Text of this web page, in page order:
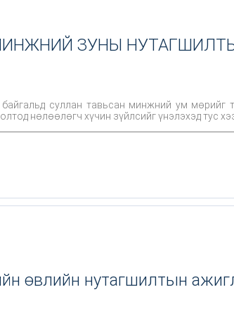
ЗУНЫ
байгальд суллан тавьсан минжний ум
нөлөөлөгч хүчин зүйлсийг үнэлэхэд тус
өвлийн нутагшилтын